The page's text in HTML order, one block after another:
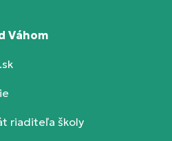
Váhom
riaditeľa školy